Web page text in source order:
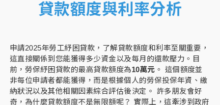
貸款額度與利率分析
申請2025年勞工紓困貸款，了解貸款額度和利率至關重要，
這直接關係到您能獲得多少資金以及每月的還款壓力。目
前，勞保紓困貸款的最高貸款額度為10萬元 。 這個額度並
非每位申請者都能獲得，而是根據個人的勞保投保年資、繳
納狀況以及其他相關因素綜合評估後決定。 許多朋友會好
奇，為什麼貸款額度不是無限額呢？ 實際上，這牽涉到政府